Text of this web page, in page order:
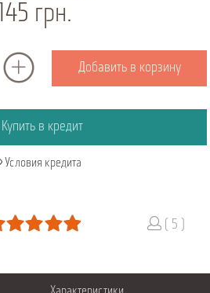
145 грн.
Добавить в корзину
Купить в кредит
Условия кредита
( 5 )